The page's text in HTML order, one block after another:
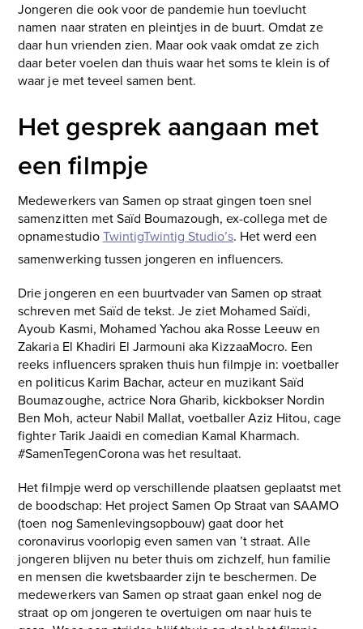
Jongeren die ook voor de pandemie hun toevlucht
namen naar straten en pleintjes in de buurt. Omdat ze
daar hun vrienden zien. Maar ook vaak omdat ze zich
daar beter voelen dan thuis waar het soms te klein is of
waar je met teveel samen bent.
Het gesprek aangaan met
een filmpje
Medewerkers van Samen op straat gingen toen snel
samenzitten met Saïd Boumazough, ex-collega met de
opnamestudioTwintigTwintig Studio’s. Het werd een
samenwerking tussen jongeren en influencers.
Drie jongeren en een buurtvader van Samen op straat
schreven met Saïd de tekst. Je ziet Mohamed Saïdi,
Ayoub Kasmi, Mohamed Yachou aka Rosse Leeuw en
Zakaria El Khadiri El Jarmouni aka KizzaaMocro. Een
reeks influencers spraken thuis hun filmpje in: voetballer
en politicus Karim Bachar, acteur en muzikant Saïd
Boumazoughe, actrice Nora Gharib, kickbokser Nordin
Ben Moh, acteur Nabil Mallat, voetballer Aziz Hitou, cage
fighter Tarik Jaaidi en comedian Kamal Kharmach.
#SamenTegenCorona was het resultaat.
Het filmpje werd op verschillende plaatsen geplaatst met
de boodschap: Het project Samen Op Straat van SAAMO
(toen nog Samenlevingsopbouw) gaat door het
coronavirus voorlopig even samen van ’t straat. Alle
jongeren blijven nu beter thuis om zichzelf, hun familie
en mensen die kwetsbaarder zijn te beschermen. De
medewerkers van Samen op straat gaan enkel nog de
straat op om jongeren te overtuigen om naar huis te